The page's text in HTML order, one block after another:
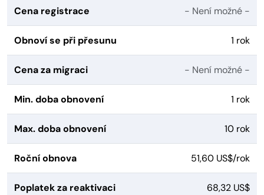
Cena registrace - Není možné -
Obnoví se při přesunu 1 rok
Cena za migraci - Není možné -
Min. doba obnovení 1 rok
Max. doba obnovení 10 rok
Roční obnova 51,60 US$/rok
Poplatek za reaktivaci 68,32 US$